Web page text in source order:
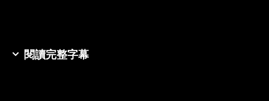
閱讀完整字幕